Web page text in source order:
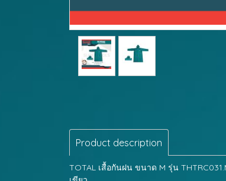
Product description
TOTAL เสื้อกันฝน ขนาด M รุ่น